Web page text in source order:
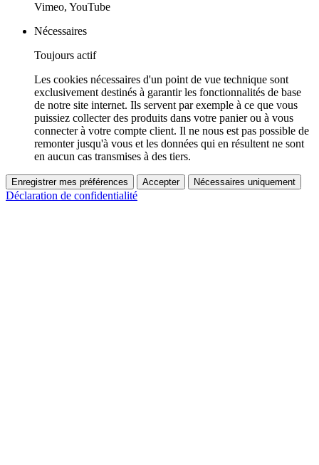
Vimeo, YouTube
Nécessaires
Toujours actif
Les cookies nécessaires d'un point de vue technique sont
exclusivement destinés à garantir les fonctionnalités de base
de notre site internet. Ils servent par exemple à ce que vous
puissiez collecter des produits dans votre panier ou à vous
connecter à votre compte client. Il ne nous est pas possible de
remonter jusqu'à vous et les données qui en résultent ne sont
en aucun cas transmises à des tiers.
Enregistrer mes préférences Accepter Nécessaires uniquement
Déclaration de confidentialité